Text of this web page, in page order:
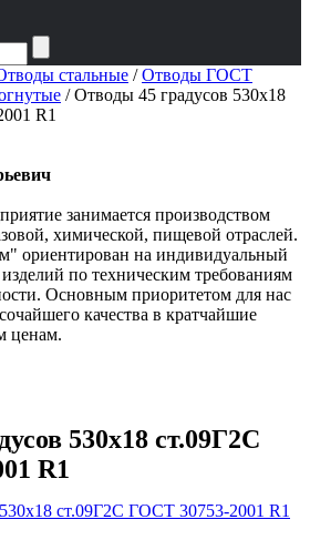
стальные /Отводы ГОСТ
/Отводы 45 градусов 530х18
R1
занимается производством
химической, пищевой отраслей.
ориентирован на индивидуальный
по техническим требованиям
Основным приоритетом для нас
качества в кратчайшие
ценам.
530х18 ст.09Г2С
R1